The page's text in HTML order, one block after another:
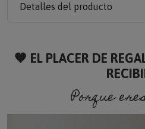
Detalles del producto
🧡 EL PLACER DE
Porque eres